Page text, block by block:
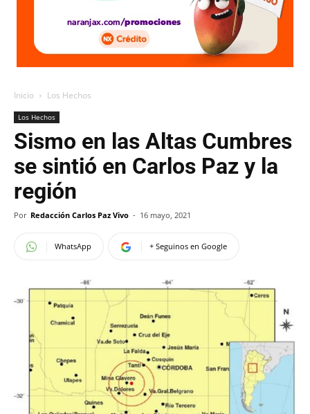
Inicio Los Hechos
Los Hechos
Sismo en las Altas Cumbres
se sintió en Carlos Paz y la
región
Por Redacción Carlos Paz Vivo - 16 mayo, 2021
WhatsApp + Seguinos en Google